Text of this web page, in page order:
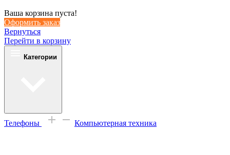
Ваша корзина пуста!
Оформить заказ
Вернуться
Перейти в корзину
Категории
Телефоны Компьютерная техника